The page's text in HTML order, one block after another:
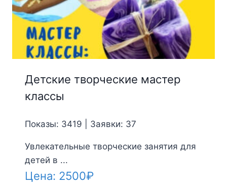
Детские творческие мастер
классы
Показы: 3419 | Заявки: 37
Увлекательные творческие занятия для
детей в ...
Цена: 2500₽